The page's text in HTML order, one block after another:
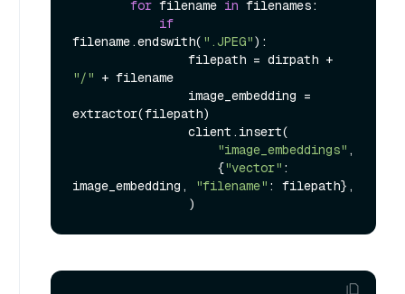
for filename in filenames:
if
filename.endswith( ".JPEG"):
"/" + filename
extractor(filepath)
"image_embeddings" ,
                    {
"vector" :
image_embedding,
"filename" : filepath},